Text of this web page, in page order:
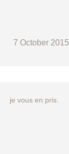
7 October 2015
je vous en pris.